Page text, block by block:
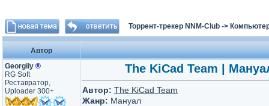
Торрент-трекер NNM-Club ->
Автор
Georgiiy ®
RG Soft
Реставратор,
Uploader 300+
The KiCad Team |
Автор: The KiCad Team
Жанр: Мануал